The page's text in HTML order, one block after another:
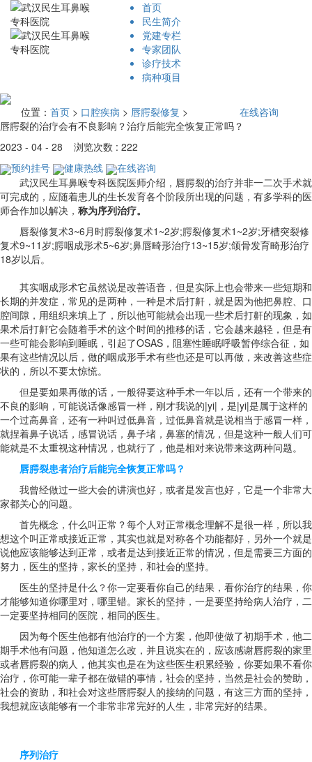
首页
民生简介
党建专栏
专家团队
诊疗技术
病种项目
位置： 首页 > 口腔疾病 > 唇腭裂修复 >
在线咨询
唇腭裂的治疗会有不良影响？治疗后能完全恢复正常吗？
2023 - 04 - 28 浏览次数 : 222
预约挂号
健康热线
在线咨询
武汉民生耳鼻喉专科医院医师介绍，唇腭裂的治疗并非一二次手术就
可完成的，应随着患儿的生长发育各个阶段所出现的问题，有多学科的医
师合作加以解决， 称为序列治疗。
唇裂修复术3~6月时腭裂修复术1~2岁;腭裂修复术1~2岁;牙槽突裂修
复术9~11岁;腭咽成形术5~6岁;鼻唇畸形治疗13~15岁;颌骨发育畸形治疗
18岁以后。
其实咽成形术它虽然说是改善语音，但是实际上也会带来一些短期和
长期的并发症，常见的是两种，一种是术后打鼾，就是因为他把鼻腔、口
腔间隙，用组织来填上了，所以他可能就会出现一些术后打鼾的现象，如
果术后打鼾它会随着手术的这个时间的推移的话，它会越来越轻，但是有
一些可能会影响到睡眠，引起了OSAS，阻塞性睡眠呼吸暂停综合征，如
果有这些情况以后，做的咽成形手术有些也还是可以再做，来改善这些症
状的，所以不要太惊慌。
但是要如果再做的话，一般得要这种手术一年以后，还有一个带来的
不良的影响，可能说话像感冒一样，刚才我说的|yi|，是|yi|是属于这样的
一个过高鼻音，还有一种叫过低鼻音，过低鼻音就是说相当于感冒一样，
就捏着鼻子说话，感冒说话，鼻子堵，鼻塞的情况，但是这种一般人们可
能就是不太重视这种情况，也就行了，他是相对来说带来这两种问题。
唇腭裂患者治疗后能完全恢复正常吗？
我曾经做过一些大会的讲演也好，或者是发言也好，它是一个非常大
家都关心的问题。
首先概念，什么叫正常？每个人对正常概念理解不是很一样，所以我
想这个叫正常或接近正常，其实也就是对称各个功能都好，另外一个就是
说他应该能够达到正常，或者是达到接近正常的情况，但是需要三方面的
努力，医生的坚持，家长的坚持，和社会的坚持。
医生的坚持是什么？你一定要看你自己的结果，看你治疗的结果，你
才能够知道你哪里对，哪里错。家长的坚持，一是要坚持给病人治疗，二
一定要坚持相同的医院，相同的医生。
因为每个医生他都有他治疗的一个方案，他即使做了初期手术，他二
期手术他有问题，他知道怎么改，并且说实在的，应该感谢唇腭裂的家里
或者唇腭裂的病人，他其实也是在为这些医生积累经验，你要如果不看你
治疗，你可能一辈子都在做错的事情，社会的坚持，当然是社会的赞助，
社会的资助，和社会对这些唇腭裂人的接纳的问题，有这三方面的坚持，
我想就应该能够有一个非常非常完好的人生，非常完好的结果。
序列治疗